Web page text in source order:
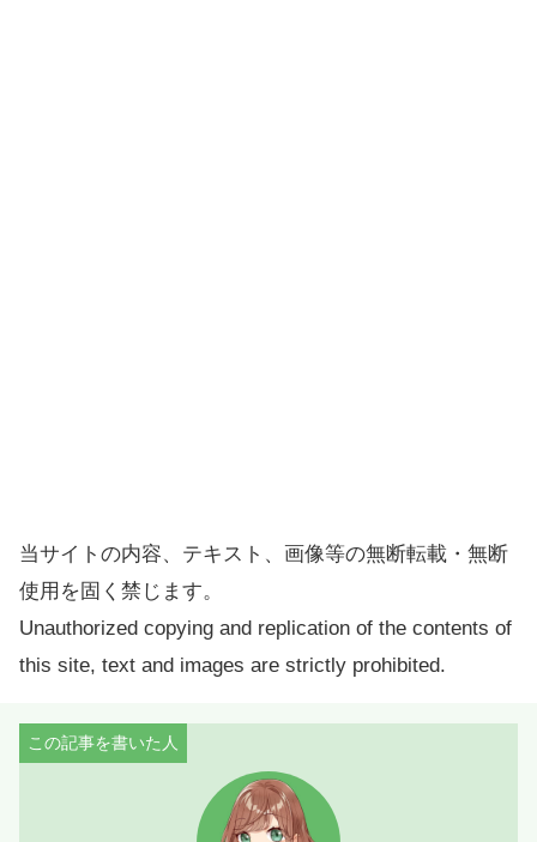
当サイトの内容、テキスト、画像等の無断転載・無断
使用を固く禁じます。
Unauthorized copying and replication of the contents of
this site, text and images are strictly prohibited.